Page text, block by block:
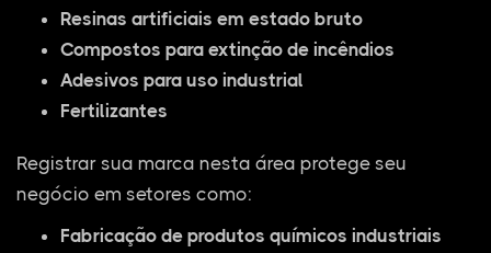
Resinas artificiais em estado bruto
Compostos para extinção de incêndios
Adesivos para uso industrial
Fertilizantes
Registrar sua marca nesta área protege seu
negócio em setores como:
Fabricação de produtos químicos industriais